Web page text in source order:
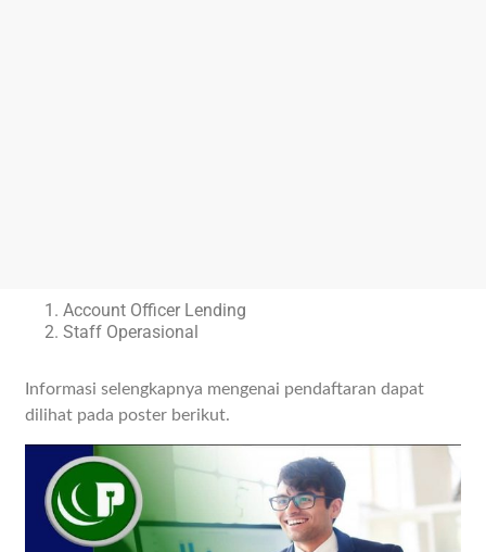
Account Officer Lending
Staff Operasional
Informasi selengkapnya mengenai pendaftaran dapat
dilihat pada poster berikut.